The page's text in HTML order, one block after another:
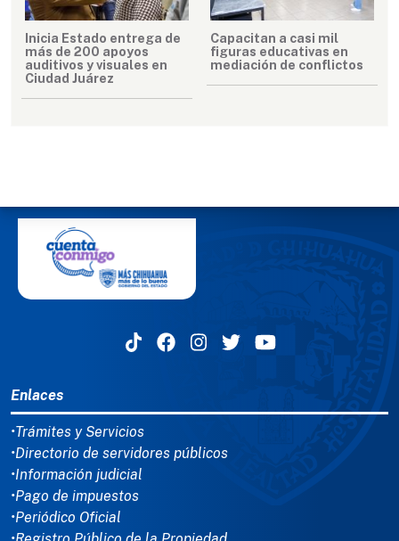
Inicia Estado entrega de
más de 200 apoyos
auditivos y visuales en
Ciudad Juárez
Capacitan a casi mil
figuras educativas en
mediación de conflictos
Enlaces
•Trámites y Servicios
•Directorio de servidores públicos
•Información judicial
•Pago de impuestos
•Periódico Oficial